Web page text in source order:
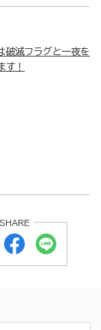
破滅フラグと一夜を
す！
SHARE